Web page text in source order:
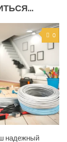
0
надежный